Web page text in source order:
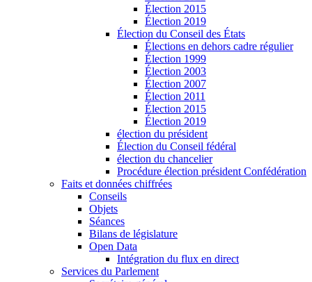
Élection 2015
Élection 2019
Élection du Conseil des États
Élections en dehors cadre régulier
Élection 1999
Élection 2003
Élection 2007
Élection 2011
Élection 2015
Élection 2019
élection du président
Élection du Conseil fédéral
élection du chancelier
Procédure élection président Confédération
Faits et données chiffrées
Conseils
Objets
Séances
Bilans de législature
Open Data
Intégration du flux en direct
Services du Parlement